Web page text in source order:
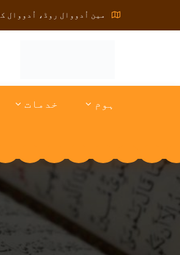
مین اُدووال روڈ، اُدووال
ہوم خدمات